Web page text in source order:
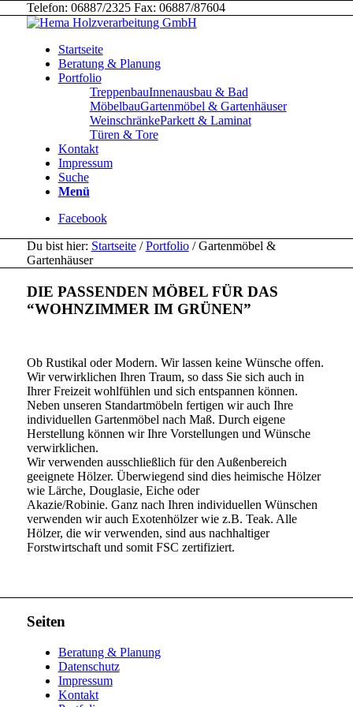
Telefon: 06887/2325 Fax: 06887/87604
Startseite
Beratung & Planung
Portfolio
TreppenbauInnenausbau & Bad
MöbelbauGartenmöbel & Gartenhäuser
WeinschränkeParkett & Laminat
Türen & Tore
Kontakt
Impressum
Suche
Menü
Facebook
Du bist hier: Startseite / Portfolio / Gartenmöbel &
Gartenhäuser
DIE PASSENDEN MÖBEL FÜR DAS
“WOHNZIMMER IM GRÜNEN”
Ob Rustikal oder Modern. Wir lassen keine Wünsche offen.
Wir verwirklichen Ihren Traum, so dass Sie sich auch in
Ihrer Freizeit wohlfühlen und sich entspannen können.
Neben unseren Standartmöbeln fertigen wir auch Ihre
individuellen Gartenmöbel nach Maß. Durch eigene
Herstellung können wir Ihre Vorstellungen und Wünsche
verwirklichen.
Wir verwenden ausschließlich für den Außenbereich
geeignete Hölzer. Überwiegend sind dies heimische Hölzer
wie Lärche, Douglasie, Eiche oder
Akazie/Robinie. Ganz nach Ihren individuellen Wünschen
verwenden wir auch Exotenhölzer wie z.B. Teak. Alle
Hölzer, die wir verwenden, sind aus nachhaltiger
Forstwirtschaft und somit FSC zertifiziert.
Seiten
Beratung & Planung
Datenschutz
Impressum
Kontakt